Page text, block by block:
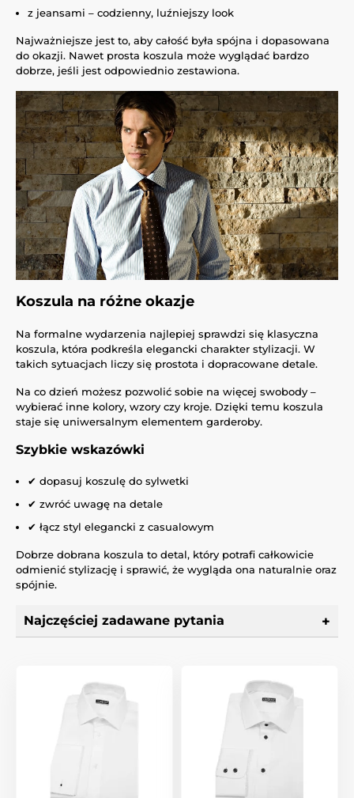
z jeansami – codzienny, luźniejszy look
Najważniejsze jest to, aby całość była spójna i dopasowana
do okazji. Nawet prosta koszula może wyglądać bardzo
dobrze, jeśli jest odpowiednio zestawiona.
Koszula na różne okazje
Na formalne wydarzenia najlepiej sprawdzi się klasyczna
koszula, która podkreśla elegancki charakter stylizacji. W
takich sytuacjach liczy się prostota i dopracowane detale.
Na co dzień możesz pozwolić sobie na więcej swobody –
wybierać inne kolory, wzory czy kroje. Dzięki temu koszula
staje się uniwersalnym elementem garderoby.
Szybkie wskazówki
✔ dopasuj koszulę do sylwetki
✔ zwróć uwagę na detale
✔ łącz styl elegancki z casualowym
Dobrze dobrana koszula to detal, który potrafi całkowicie
odmienić stylizację i sprawić, że wygląda ona naturalnie oraz
spójnie.
Najczęściej zadawane pytania